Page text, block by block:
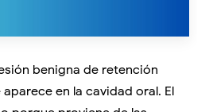
benigna de retención
en la cavidad oral. El